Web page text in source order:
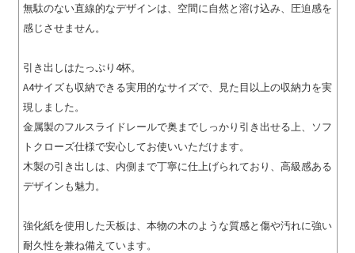
無駄のない直線的なデザインは、空間に自然と溶け込み、圧迫感を
感じさせません。
引き出しはたっぷり4杯。
A4サイズも収納できる実用的なサイズで、見た目以上の収納力を実
現しました。
金属製のフルスライドレールで奥までしっかり引き出せる上、ソフ
トクローズ仕様で安心してお使いいただけます。
木製の引き出しは、内側まで丁寧に仕上げられており、高級感ある
デザインも魅力。
強化紙を使用した天板は、本物の木のような質感と傷や汚れに強い
耐久性を兼ね備えています。